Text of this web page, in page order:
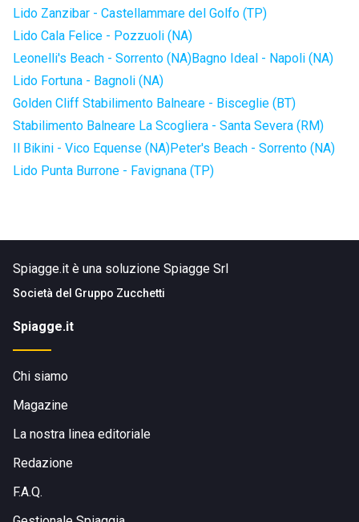
Lido Zanzibar - Castellammare del Golfo (TP)
Lido Cala Felice - Pozzuoli (NA)
Leonelli's Beach - Sorrento (NA)Bagno Ideal - Napoli (NA)
Lido Fortuna - Bagnoli (NA)
Golden Cliff Stabilimento Balneare - Bisceglie (BT)
Stabilimento Balneare La Scogliera - Santa Severa (RM)
Il Bikini - Vico Equense (NA)Peter's Beach - Sorrento (NA)
Lido Punta Burrone - Favignana (TP)
Spiagge.it è una soluzione Spiagge Srl
Società del Gruppo Zucchetti
Spiagge.it
Chi siamo
Magazine
La nostra linea editoriale
Redazione
F.A.Q.